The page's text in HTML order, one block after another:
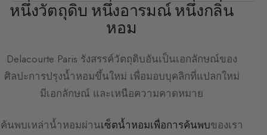
หนึ่งวัตถุดิบ หนึ่งอารมณ์ หนึ่งกลิ่น
หอม
Delacourte Paris รังสรรค์วัตถุดิบอันเป็นเอกลักษณ์ของ
ศิลปะการปรุงน้ำหอมขึ้นใหม่ เพื่อมอบบุคลิกที่แปลกใหม่
มีเอกลักษณ์ และเหนือความคาดหมาย
ค้นพบเหล่าน้ำหอมผ่านเซ็ตน้ำหอมเพื่อการค้นพบของเรา